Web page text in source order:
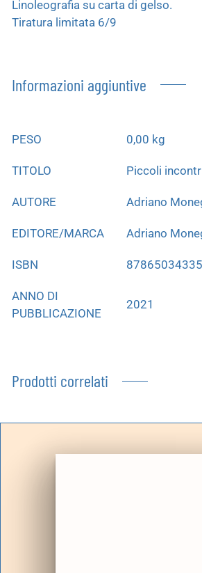
Linoleografia su carta di gelso.
Tiratura limitata 6/9
Informazioni aggiuntive
PESO 0,00 kg
TITOLO Piccoli
AUTORE Adriano
EDITORE/MARCA Adriano
ISBN
ANNO DI
PUBBLICAZIONE
2021
Prodotti correlati